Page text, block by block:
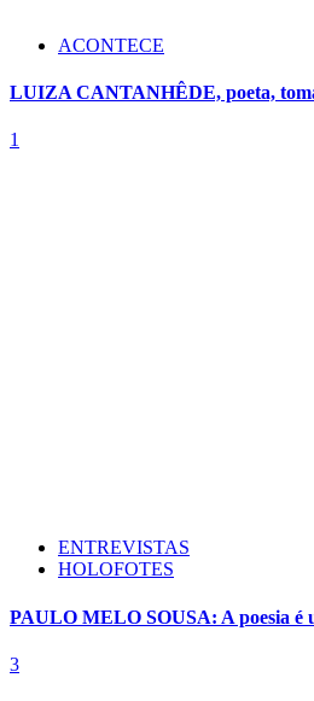
ACONTECE
LUIZA CANTANHÊDE, poeta,
1
ENTREVISTAS
HOLOFOTES
PAULO MELO SOUSA: A poesia é
3